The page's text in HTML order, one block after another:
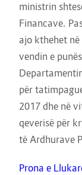
ministrin
Financave.
ajo kthehet
vendin e
për
2017 dhe në
qeverisë për
të Ardhurave
Prona e